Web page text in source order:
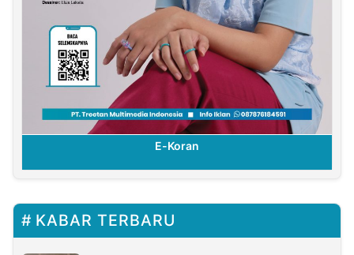
E-Koran
KABAR TERBARU